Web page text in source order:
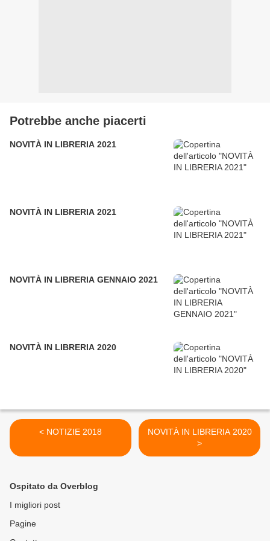
Potrebbe anche piacerti
NOVITÀ IN LIBRERIA 2021
NOVITÀ IN LIBRERIA 2021
NOVITÀ IN LIBRERIA GENNAIO 2021
NOVITÀ IN LIBRERIA 2020
< NOTIZIE 2018
NOVITÀ IN LIBRERIA 2020
>
Ospitato da Overblog
I migliori post
Pagine